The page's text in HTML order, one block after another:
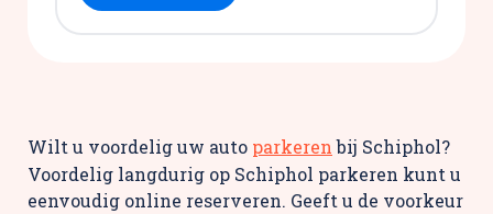
Wilt u voordelig uw auto parkerenbij Schiphol?
Voordelig langdurig op Schiphol parkeren kunt u
eenvoudig online reserveren. Geeft u de voorkeur